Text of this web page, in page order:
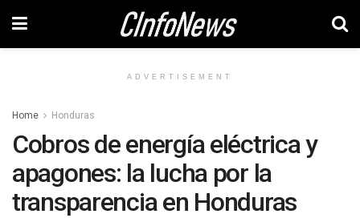
ADVERTISEMENT
Home Honduras
Cobros de energía eléctrica y
apagones: la lucha por la
transparencia en Honduras